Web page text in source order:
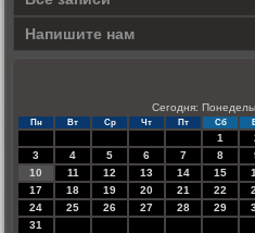
Напишите нам
Сегодня:
Пн Вт Ср Чт Пт Сб
1
3
4 5 6 7 8
10
11 12 13 14 15
17
18 19 20 21 22
24
25 26 27 28 29
31